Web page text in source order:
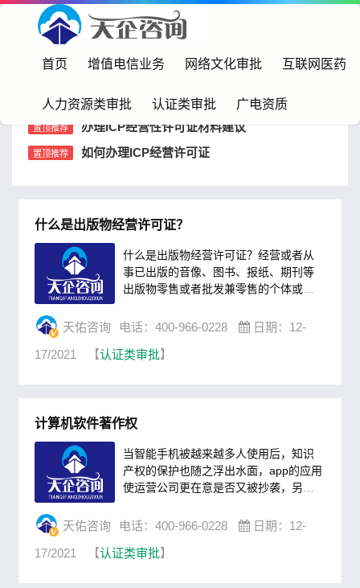
首页 增值电信业务 网络文化审批 互联网医药
人力资源类审批 认证类审批 广电资质
首页 >认证类审批
置顶推荐 办理ICP经营性许可证材料建议
置顶推荐 如何办理ICP经营许可证
什么是出版物经营许可证？
什么是出版物经营许可证？经营或者从
事已出版的音像、图书、报纸、期刊等
出版物零售或者批发兼零售的个体或者
前互联网经营出版物经营的企业较多，
台，应平台方要求需要上传电子版出版
读：互联网是一个新兴行业，从出现到
天佑咨询 电话：400-966-0228
日期：12-
17/2021
【认证类审批】
计算机软件著作权
当智能手机被越来越多人使用后，知识
产权的保护也随之浮出水面，app的应用
使运营公司更在意是否又被抄袭，另外
补贴、软件退税等等必备的条件；上线
权证明，那么到底什么是计算机软件著
天佑咨询 电话：400-966-0228
日期：12-
17/2021
【认证类审批】